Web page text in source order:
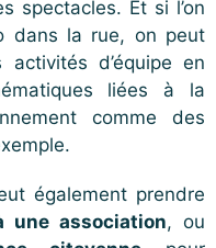
spectacles. Et si l’on
dans la rue, on peut
d’équipe en
liées à la
comme des
également prendre
une association, ou